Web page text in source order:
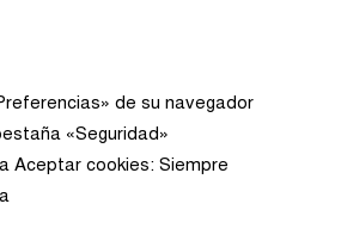
de su navegador
«Seguridad»
Aceptar cookies: Siempre